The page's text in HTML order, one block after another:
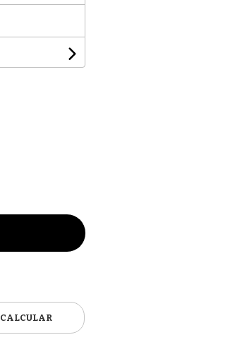
CALCULAR